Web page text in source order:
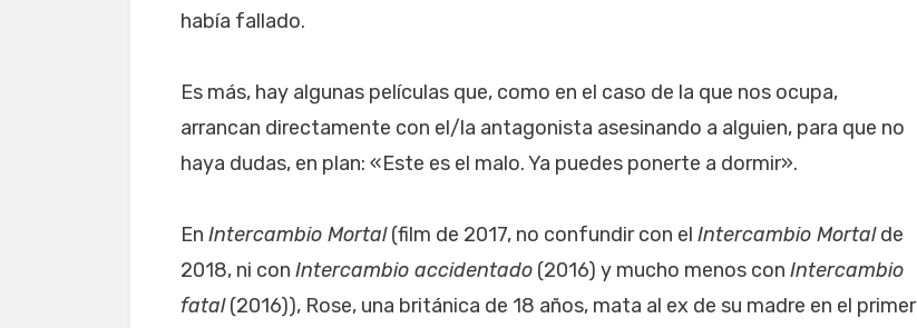
había fallado.
Es más, hay algunas películas que, como en el caso de la que nos ocupa,
arrancan directamente con el/la antagonista asesinando a alguien, para que no
haya dudas, en plan: «Este es el malo. Ya puedes ponerte a dormir».
En Intercambio Mortal(film de 2017, no confundir con el Intercambio Mortalde
2018, ni con Intercambio accidentado (2016) y mucho menos con Intercambio
fatal(2016)), Rose, una británica de 18 años, mata al ex de su madre en el primer